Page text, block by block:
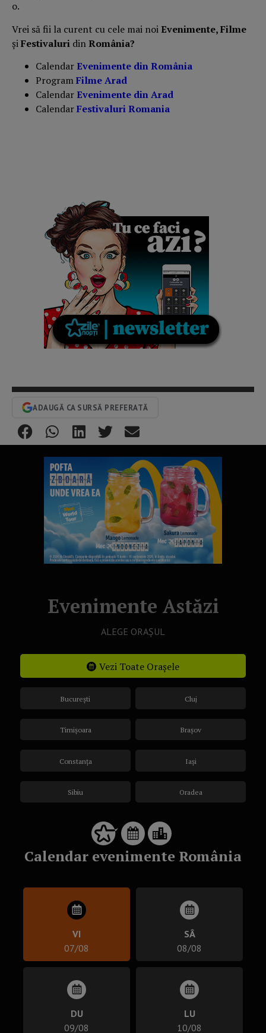
o.
Vrei să fii la curent cu cele mai noiEvenimente, Filme
șiFestivaluri dinRomânia?
CalendarEvenimente din România
ProgramFilme Arad
CalendarEvenimente din Arad
CalendarFestivaluri Romania
ADAUGĂ CA SURSĂ PREFERATĂ
Evenimente Astăzi
ALEGE ORAȘUL
Vezi Toate Orașele
București
Timișoara
Constanța
Sibiu
Cluj
Brașov
Iași
Oradea
Calendar evenimente România
VI
07/08
SÂ
08/08
DU
09/08
LU
10/08